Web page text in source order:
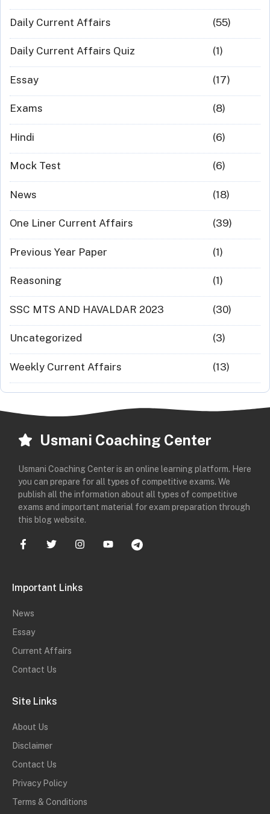
Daily Current Affairs (55)
Daily Current Affairs Quiz (1)
Essay (17)
Exams (8)
Hindi (6)
Mock Test (6)
News (18)
One Liner Current Affairs (39)
Previous Year Paper (1)
Reasoning (1)
SSC MTS AND HAVALDAR 2023 (30)
Uncategorized (3)
Weekly Current Affairs (13)
Usmani Coaching Center
Usmani Coaching Center is an online learning platform. Here
you can prepare for all types of competitive exams. We
publish all the information about all types of competitive
exams and important material for exam preparation through
this blog website.
Important Links
News
Essay
Current Affairs
Contact Us
Site Links
About Us
Disclaimer
Contact Us
Privacy Policy
Terms & Conditions